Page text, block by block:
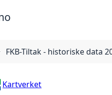
FKB-Tiltak - historiske data
Kartverket